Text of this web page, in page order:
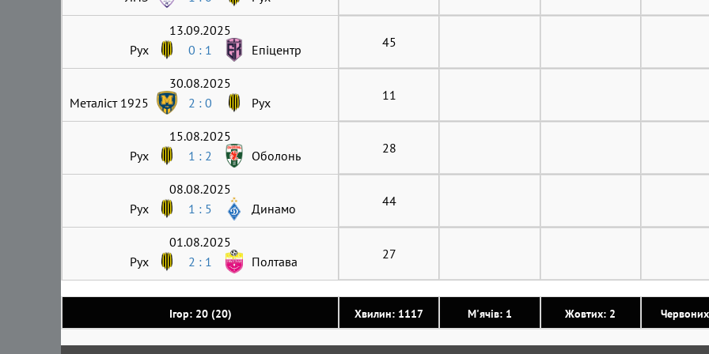
Ігор: 20 (20) Хвилин: 1117 М'ячів: 1 Жовтих: 2
13.09.2025
Рух
0 : 1 Епіцентр 45
30.08.2025
Металіст 1925
2 : 0 Рух 11
15.08.2025
Рух
1 : 2 Оболонь 28
08.08.2025
Рух
1 : 5 Динамо 44
01.08.2025
Рух
2 : 1 Полтава 27